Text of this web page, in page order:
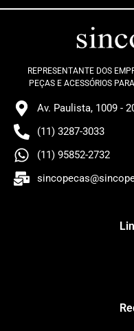
REPRESENTANTE DOS
PEÇAS E ACESSÓRIOS
Av. Paulista, 1009 -
(11) 3287-3033
(11) 95852-2732